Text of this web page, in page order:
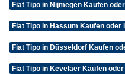
Fiat Tipo in Nijmegen Kaufen
Fiat Tipo in Hassum Kaufen oder
Fiat Tipo in Düsseldorf Kaufen
Fiat Tipo in Kevelaer Kaufen